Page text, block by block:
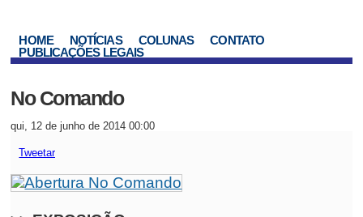
HOME NOTÍCIAS COLUNAS
CONTATO
PUBLICAÇÕES LEGAIS
No Comando
qui, 12 de junho de 2014 00:00
Tweetar